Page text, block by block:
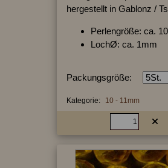
hergestellt in Gablonz /
Perlengröße: ca.
LochØ: ca. 1mm
Packungsgröße:
Kategorie: 10 - 11mm